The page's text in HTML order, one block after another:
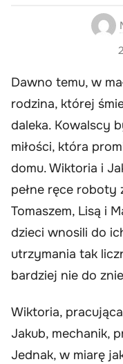
Dawno temu, w
rodzina, której
daleka. Kowalscy
miłości, która
domu. Wiktoria i
pełne ręce roboty
Tomaszem, Lisą i
dzieci wnosili do
utrzymania tak
bardziej nie do
Wiktoria,
Jakub, mechanik,
Jednak, w miarę